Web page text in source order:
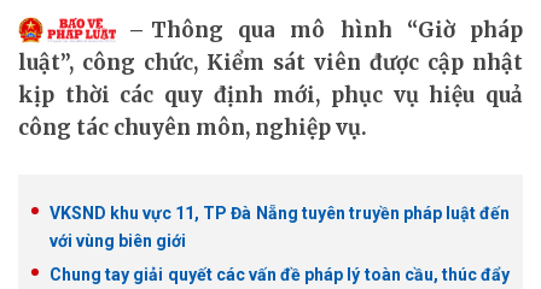
Thông qua mô hình “Giờ pháp
luật”, công chức, Kiểm sát viên được cập nhật
kịp thời các quy định mới, phục vụ hiệu quả
công tác chuyên môn, nghiệp vụ.
VKSND khu vực 11, TP Đà Nẵng tuyên truyền pháp luật đến
với vùng biên giới
Chung tay giải quyết các vấn đề pháp lý toàn cầu, thúc đẩy